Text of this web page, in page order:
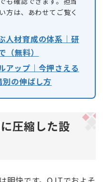
方は、あわせてご覧く
人材育成の体系｜研
無料）
アップ｜今押さえる
の伸ばし方
圧縮した設